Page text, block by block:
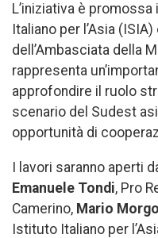
L’iniziativa è
Italiano per l’Asia
dell’Ambasciata della
rappresenta
approfondire il ruolo
scenario del Sudest
opportunità di
I lavori saranno aperti
Emanuele Tondi, Pro
Camerino, Mario
Istituto Italiano per